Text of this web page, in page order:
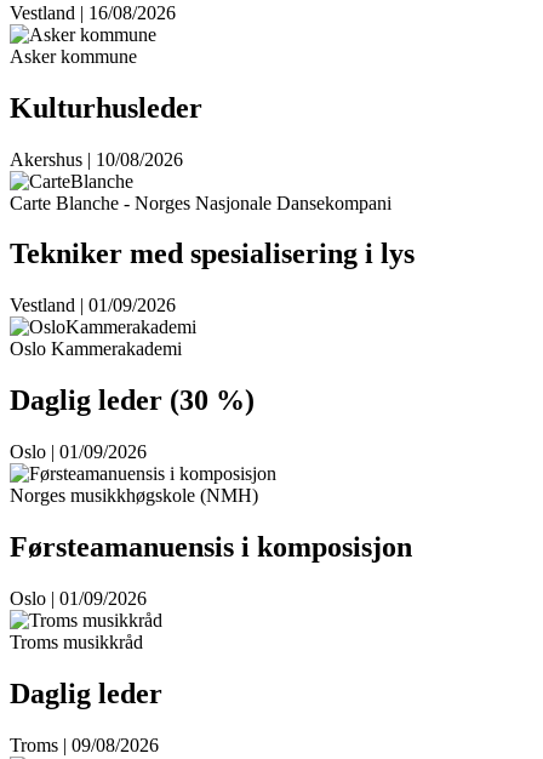
Vestland | 16/08/2026
Asker kommune
Kulturhusleder
Akershus | 10/08/2026
Carte Blanche - Norges Nasjonale Dansekompani
Tekniker med spesialisering i lys
Vestland | 01/09/2026
Oslo Kammerakademi
Daglig leder (30 %)
Oslo | 01/09/2026
Norges musikkhøgskole (NMH)
Førsteamanuensis i komposisjon
Oslo | 01/09/2026
Troms musikkråd
Daglig leder
Troms | 09/08/2026